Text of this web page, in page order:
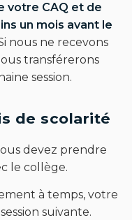
votre CAQ et de
un mois avant le
nous ne recevons
transférerons
session.
de scolarité
devez prendre
le collège.
à temps, votre
suivante.